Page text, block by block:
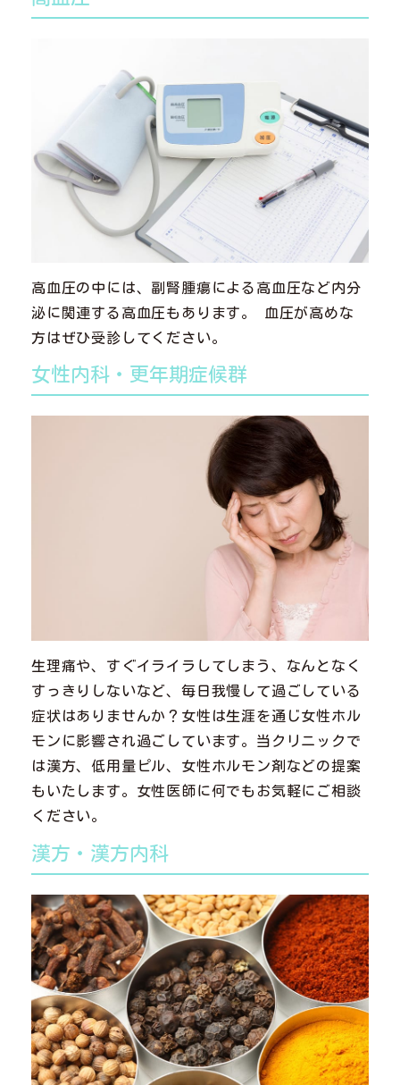
高血圧の中には、副腎腫瘍による高血圧など内分
泌に関連する高血圧もあります。 血圧が高めな
方はぜひ受診してください。
女性内科・更年期症候群
生理痛や、すぐイライラしてしまう、なんとなく
すっきりしないなど、毎日我慢して過ごしている
症状はありませんか？女性は生涯を通じ女性ホル
モンに影響され過ごしています。当クリニックで
は漢方、低用量ピル、女性ホルモン剤などの提案
もいたします。女性医師に何でもお気軽にご相談
ください。
漢方・漢方内科